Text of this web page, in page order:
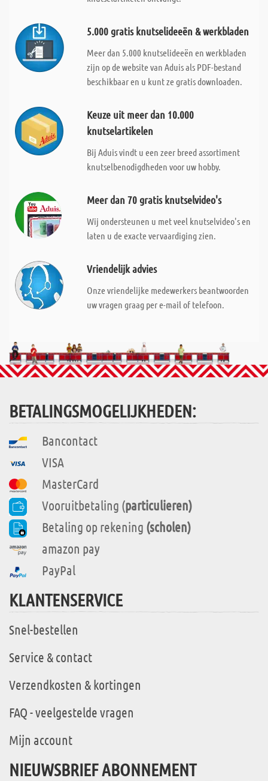
5.000 gratis knutselideeën & werkbladen
Meer dan 5.000 knutselideeën en werkbladen
zijn op de website van Aduis als PDF-bestand
beschikbaar en u kunt ze gratis downloaden.
Keuze uit meer dan 10.000
knutselartikelen
Bij Aduis vindt u een zeer breed assortiment
knutselbenodigdheden voor uw hobby.
Meer dan 70 gratis knutselvideo's
Wij ondersteunen u met veel knutselvideo's en
laten u de exacte vervaardiging zien.
Vriendelijk advies
Onze vriendelijke medewerkers beantwoorden
uw vragen graag per e-mail of telefoon.
BETALINGSMOGELIJKHEDEN:
Bancontact
VISA
MasterCard
Vooruitbetaling (particulieren)
Betaling op rekening (scholen)
amazon pay
PayPal
KLANTENSERVICE
Snel-bestellen
Service & contact
Verzendkosten & kortingen
FAQ - veelgestelde vragen
Mijn account
NIEUWSBRIEF ABONNEMENT